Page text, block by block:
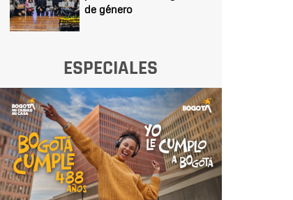
de género
ESPECIALES